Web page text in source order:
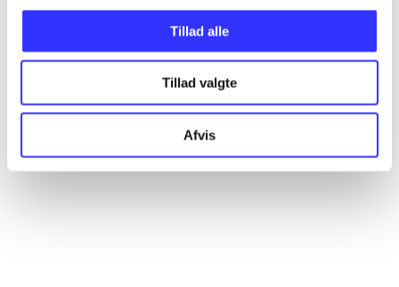
Tillad alle
Tillad valgte
Afvis
Artikler
Alle registrerede artikler fordelt på udgivelser